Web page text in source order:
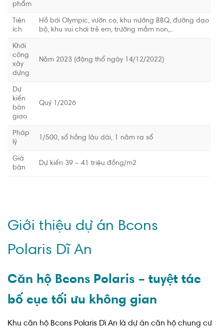
phẩm
Tiện
ích
Hồ bơi Olympic, vườn cọ, khu nướng BBQ, đường dạo
bộ, khu vui chơi trẻ em, trường mầm non,..
Khởi
công
xây
dựng
Năm 2023 (động thổ ngày 14/12/2022)
Dự
kiến
bàn
giao
Quý 1/2026
Pháp
lý
1/500, sổ hồng lâu dài, 1 năm ra sổ
Giá
bán
Dự kiến 39 – 41 triệu đồng/m2
Giới thiệu dự án Bcons
Polaris Dĩ An
Căn hộ Bcons Polaris – tuyệt tác
bố cục tối ưu không gian
Khu căn hộ Bcons Polaris Dĩ An là dự án căn hộ chung cư